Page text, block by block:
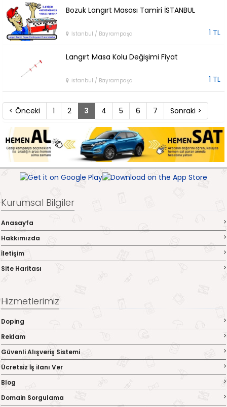
Bozuk Langırt Masası Tamiri İSTANBUL
İstanbul / Bayrampaşa 1 TL
Langırt Masa Kolu Değişimi Fiyat
İstanbul / Bayrampaşa 1 TL
< Önceki 1 2 3 4 5 6 7 Sonraki >
Kurumsal Bilgiler
Anasayfa
Hakkımızda
İletişim
Site Haritası
Hizmetlerimiz
Doping
Reklam
Güvenli Alışveriş Sistemi
Ücretsiz İş ilanı Ver
Blog
Domain Sorgulama